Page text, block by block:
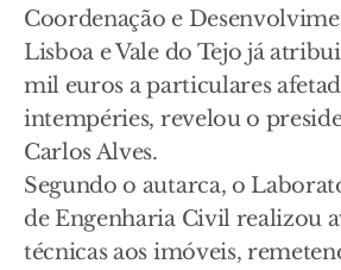
Coordenação e
Lisboa e Vale do Tejo já
mil euros a particulares
intempéries, revelou o
Carlos Alves.
Segundo o autarca, o
de Engenharia Civil realizou
técnicas aos imóveis,